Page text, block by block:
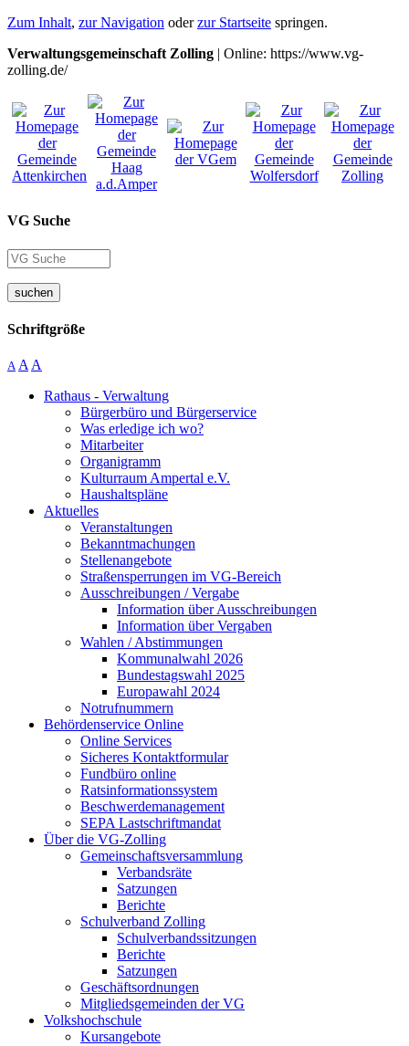
Zum Inhalt, zur Navigation oderzur Startseite springen.
Verwaltungsgemeinschaft Zolling | Online: https://www.vg-
zolling.de/
VG Suche
suchen
Schriftgröße
A A A
Rathaus - Verwaltung
Bürgerbüro und Bürgerservice
Was erledige ich wo?
Mitarbeiter
Organigramm
Kulturraum Ampertal e.V.
Haushaltspläne
Aktuelles
Veranstaltungen
Bekanntmachungen
Stellenangebote
Straßensperrungen im VG-Bereich
Ausschreibungen / Vergabe
Information über Ausschreibungen
Information über Vergaben
Wahlen / Abstimmungen
Kommunalwahl 2026
Bundestagswahl 2025
Europawahl 2024
Notrufnummern
Behördenservice Online
Online Services
Sicheres Kontaktformular
Fundbüro online
Ratsinformationssystem
Beschwerdemanagement
SEPA Lastschriftmandat
Über die VG-Zolling
Gemeinschaftsversammlung
Verbandsräte
Satzungen
Berichte
Schulverband Zolling
Schulverbandssitzungen
Berichte
Satzungen
Geschäftsordnungen
Mitgliedsgemeinden der VG
Volkshochschule
Kursangebote